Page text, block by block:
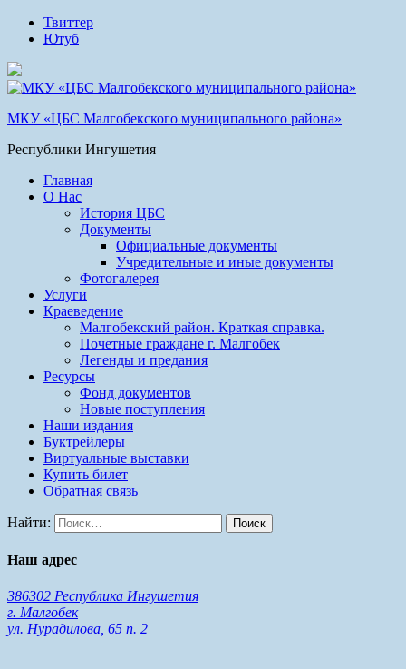
Твиттер
Ютуб
МКУ «ЦБС Малгобекского муниципального района»
Республики Ингушетия
Главная
О Нас
История ЦБС
Документы
Официальные документы
Учредительные и иные документы
Фотогалерея
Услуги
Краеведение
Малгобекский район. Краткая справка.
Почетные граждане г. Малгобек
Легенды и предания
Ресурсы
Фонд документов
Новые поступления
Наши издания
Буктрейлеры
Виртуальные выставки
Купить билет
Обратная связь
Найти:
Наш адрес
386302 Республика Ингушетия
г. Малгобек
ул. Нурадилова, 65 п. 2